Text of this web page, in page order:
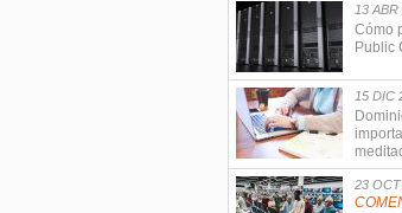
13
Cómo
Public
15 DIC
23